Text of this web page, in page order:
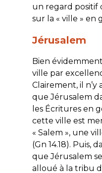
un regard positif
sur la « ville » en
Jérusalem
Bien
ville par
Clairement, il
que Jérusalem
les Écritures en
cette ville est
« Salem », une
(Gn 14.18). Puis,
que Jérusalem
alloué à la tribu